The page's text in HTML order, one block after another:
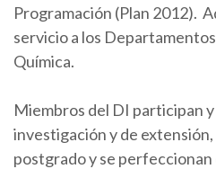
Programación (Plan 2012).
servicio a los
Química.
Miembros del DI participan
investigación y de
postgrado y se